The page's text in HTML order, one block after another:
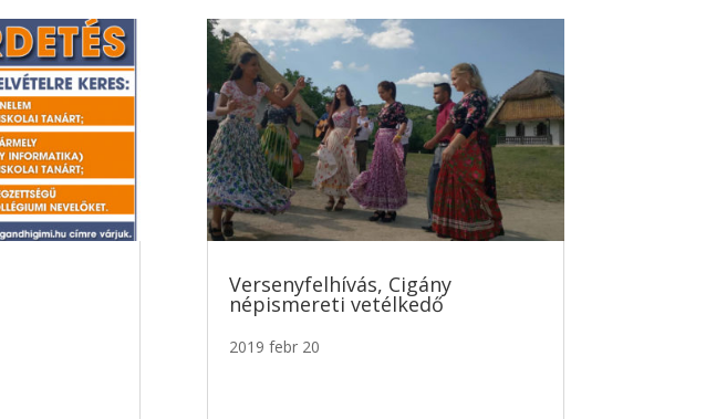
Versenyfelhívás, Cigány
népismereti vetélkedő
2019 febr 20